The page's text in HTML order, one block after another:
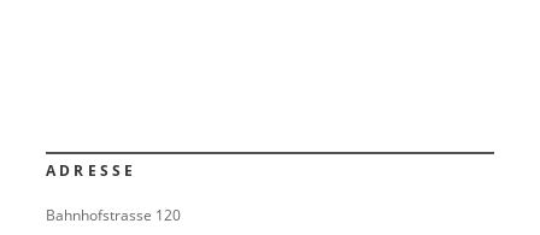
ADRESSE
Bahnhofstrasse 120